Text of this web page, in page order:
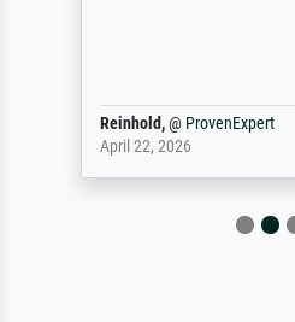
Reinhold,@ ProvenExpert
April 22, 2026